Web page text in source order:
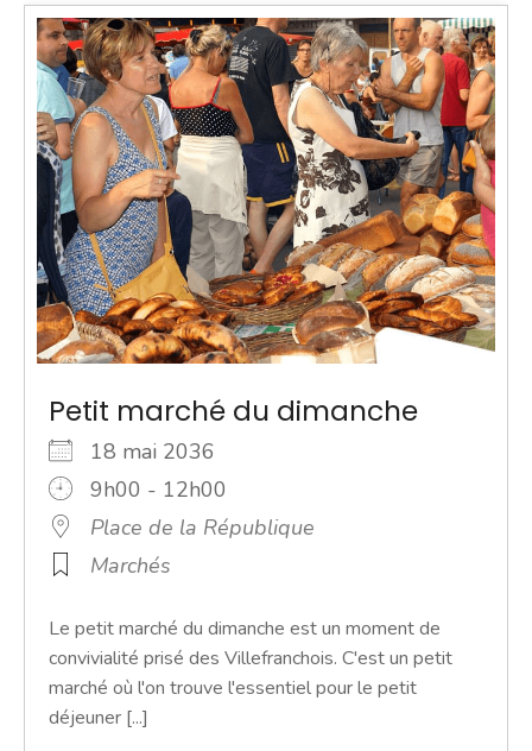
Petit marché du dimanche
18 mai 2036
9h00 - 12h00
Place de la République
Marchés
Le petit marché du dimanche est un moment de
convivialité prisé des Villefranchois. C'est un petit
marché où l'on trouve l'essentiel pour le petit
déjeuner [...]